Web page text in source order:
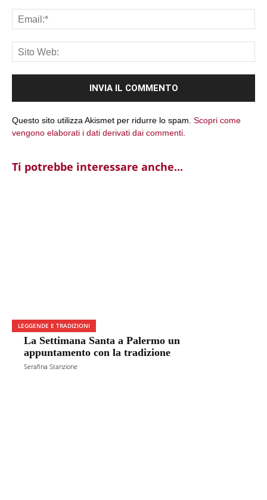
Questo sito utilizza Akismet per ridurre lo spam. Scopri come
vengono elaborati i dati derivati dai commenti
Ti potrebbe interessare anche...
LEGGENDE E TRADIZIONI
La Settimana Santa a Palermo un
appuntamento con la tradizione
Serafina Stanzione